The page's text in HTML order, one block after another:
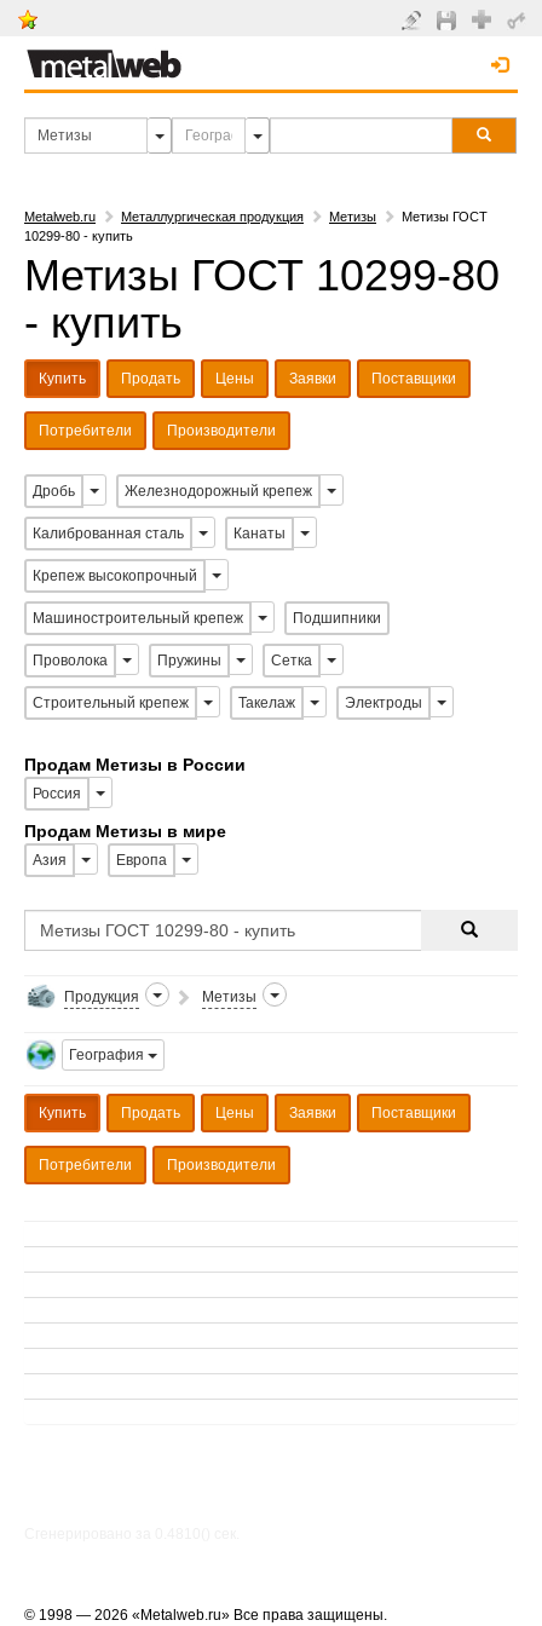
Metalweb.ru Металлургическая продукция Метизы
Метизы ГОСТ
10299-80 - купить
Метизы ГОСТ 10299-80
- купить
Купить Продать Цены Заявки Поставщики
Потребители Производители
Дробь Железнодорожный крепеж
Калиброванная сталь Канаты
Крепеж высокопрочный
Машиностроительный крепеж Подшипники
Проволока Пружины Сетка
Строительный крепеж Такелаж Электроды
Продам Метизы в России
Россия
Продам Метизы в мире
Азия Европа
Продукция Метизы
География
Купить Продать Цены Заявки Поставщики
Потребители Производители
© 1998 — 2026 «Metalweb.ru» Все права защищены.